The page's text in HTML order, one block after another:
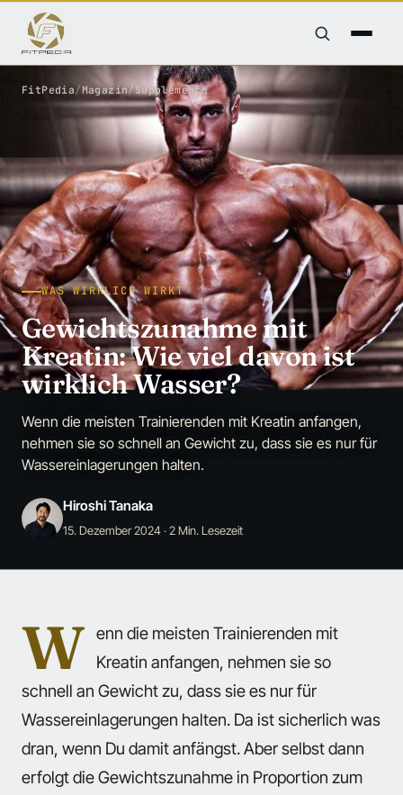
FitPedia/Magazin/Supplements
WAS WIRKLICH WIRKT
Gewichtszunahme mit
Kreatin: Wie viel davon ist
wirklich Wasser?
Wenn die meisten Trainierenden mit Kreatin anfangen,
nehmen sie so schnell an Gewicht zu, dass sie es nur für
Wassereinlagerungen halten.
Hiroshi Tanaka
15. Dezember 2024· 2 Min. Lesezeit
W enn die meisten Trainierenden mit
Kreatin anfangen, nehmen sie so
schnell an Gewicht zu, dass sie es nur für
Wassereinlagerungen halten. Da ist sicherlich was
dran, wenn Du damit anfängst. Aber selbst dann
erfolgt die Gewichtszunahme in Proportion zum